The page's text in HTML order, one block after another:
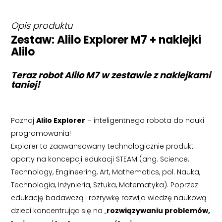
Opis produktu
Zestaw: Alilo Explorer M7 + naklejki
Alilo
Teraz robot Alilo M7 w zestawie z naklejkami
taniej!
Poznaj Alilo Explorer – inteligentnego robota do nauki
programowania!
Explorer to zaawansowany technologicznie produkt
oparty na koncepcji edukacji STEAM (ang. Science,
Technology, Engineering, Art, Mathematics, pol. Nauka,
Technologia, Inżynieria, Sztuka, Matematyka). Poprzez
edukację badawczą i rozrywkę rozwija wiedzę naukową
dzieci koncentrując się na „rozwiązywaniu problemów,